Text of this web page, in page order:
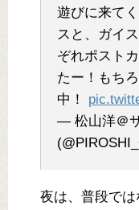
遊びに来て
スと、ガイ
ぞれポスト
たー！もち
中！
— 松山洋＠
夜は、普段で